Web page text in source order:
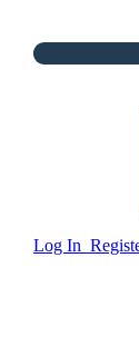
Log In